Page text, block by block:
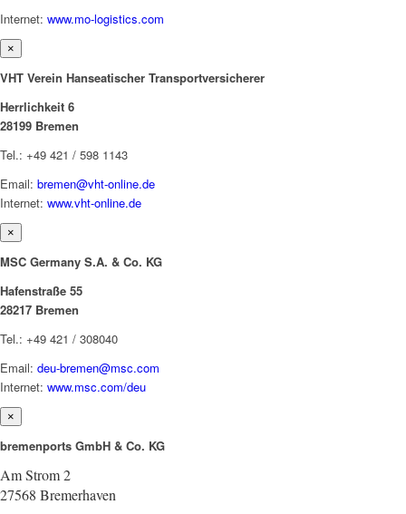
Internet: www.mo-logistics.com
×
VHT Verein Hanseatischer Transportversicherer
Herrlichkeit 6
28199 Bremen
Tel.: +49 421 / 598 1143
Email: bremen@vht-online.de
Internet: www.vht-online.de
×
MSC Germany S.A. & Co. KG
Hafenstraße 55
28217 Bremen
Tel.: +49 421 / 308040
Email: deu-bremen@msc.com
Internet: www.msc.com/deu
×
bremenports GmbH & Co. KG
Am Strom 2
27568 Bremerhaven